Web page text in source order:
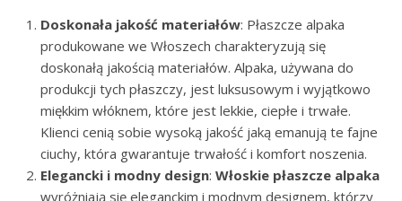
Doskonała jakość materiałów: Płaszcze alpaka
produkowane we Włoszech charakteryzują się
doskonałą jakością materiałów. Alpaka, używana do
produkcji tych płaszczy, jest luksusowym i wyjątkowo
miękkim włóknem, które jest lekkie, ciepłe i trwałe.
Klienci cenią sobie wysoką jakość jaką emanują te fajne
ciuchy, która gwarantuje trwałość i komfort noszenia.
Elegancki i modny design: Włoskie płaszcze alpaka
wyróżniają się eleganckim i modnym designem, którzy